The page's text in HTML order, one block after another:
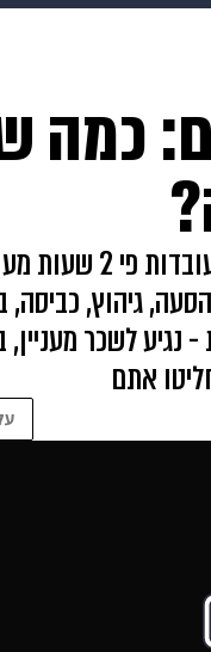
תשעה חודשיםכמה
מחקר אמריקאי מצא כי
גיהוץ, כביסה,
- נגיע לשכר
אתם